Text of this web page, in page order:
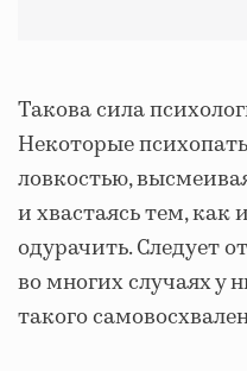
Такова сила
Некоторые
ловкостью,
и хвастаясь тем, как
одурачить. Следует
во многих случаях у
такого